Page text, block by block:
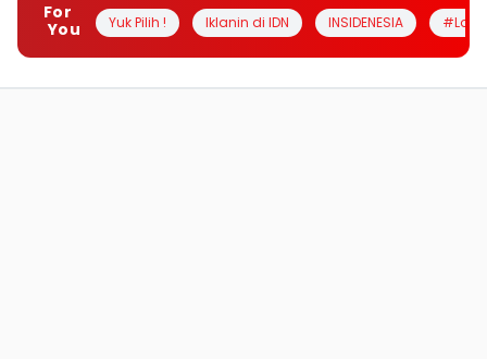
For
You
Yuk Pilih ! Iklanin di IDN INSIDENESIA